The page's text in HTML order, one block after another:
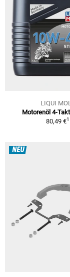
LIQUI
Motorenöl 4-
80,49 €1
NEU